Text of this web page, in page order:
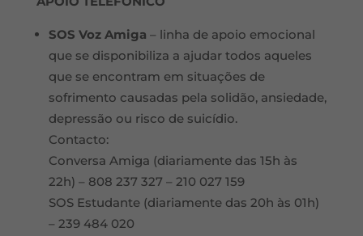
SOS Voz Amiga – linha de apoio emocional
que se disponibiliza a ajudar todos aqueles
que se encontram em situações de
sofrimento causadas pela solidão, ansiedade,
depressão ou risco de suicídio.
Contacto:
Conversa Amiga (diariamente das 15h às
22h) – 808 237 327 – 210 027 159
SOS Estudante (diariamente das 20h às 01h)
– 239 484 020